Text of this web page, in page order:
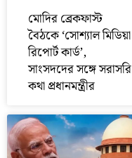
মোদির ব্রেকফাস্ট
বৈঠকে ‘সোশ্যাল মিডিয়া
রিপোর্ট কার্ড’,
সাংসদদের সঙ্গে সরাসরি
কথা প্রধানমন্ত্রীর